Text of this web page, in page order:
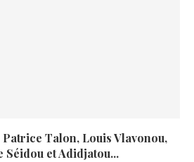
Patrice Talon, Louis Vlavonou,
Séidou et Adidjatou...